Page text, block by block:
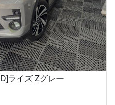
ライズ Zグレー